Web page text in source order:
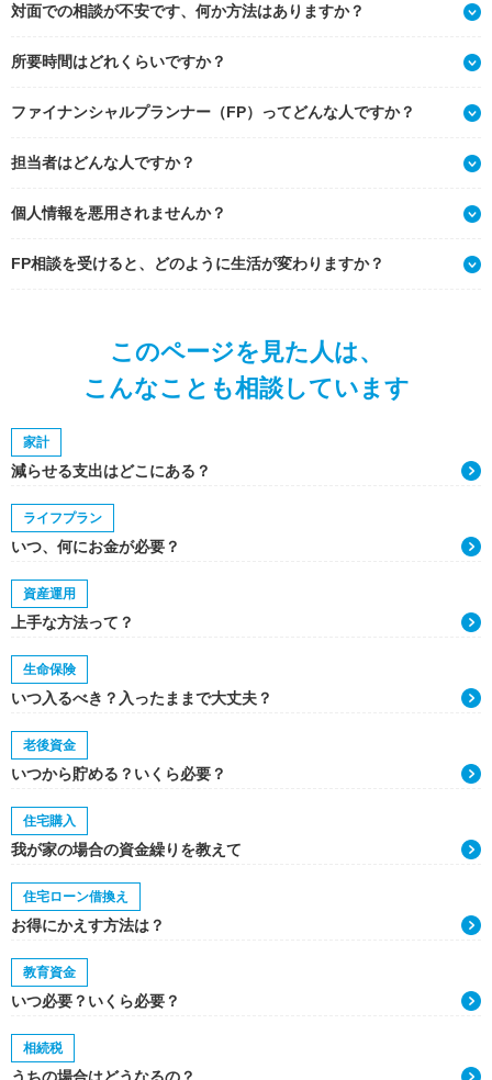
対面での相談が不安です、何か方法はありますか？
所要時間はどれくらいですか？
ファイナンシャルプランナー（FP）ってどんな人ですか？
担当者はどんな人ですか？
個人情報を悪用されませんか？
FP相談を受けると、どのように生活が変わりますか？
このページを見た人は、
こんなことも相談しています
家計
減らせる支出はどこにある？
ライフプラン
いつ、何にお金が必要？
資産運用
上手な方法って？
生命保険
いつ入るべき？入ったままで大丈夫？
老後資金
いつから貯める？いくら必要？
住宅購入
我が家の場合の資金繰りを教えて
住宅ローン借換え
お得にかえす方法は？
教育資金
いつ必要？いくら必要？
相続税